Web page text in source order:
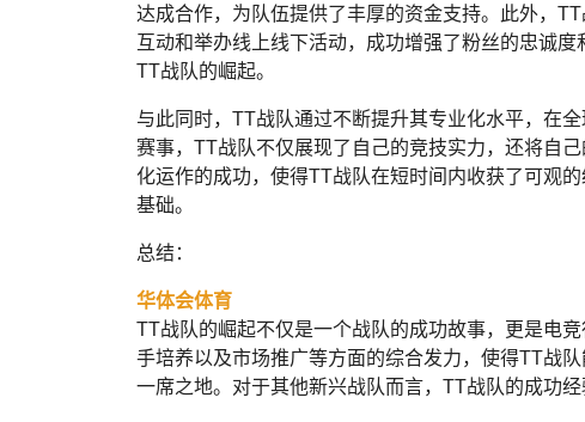
达成合作，为队伍提供了丰厚的资金支持。此外，
互动和举办线上线下活动，成功增强了粉丝的忠诚
TT战队的崛起。
与此同时，TT战队通过不断提升其专业化水平，在
赛事，TT战队不仅展现了自己的竞技实力，还将自
化运作的成功，使得TT战队在短时间内收获了可观
基础。
总结：
华体会体育
TT战队的崛起不仅是一个战队的成功故事，更是电
手培养以及市场推广等方面的综合发力，使得TT战
一席之地。对于其他新兴战队而言，TT战队的成功经